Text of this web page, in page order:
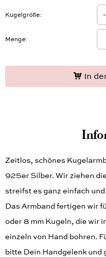
Kugelgröße
Menge:
In
Zeitlos, schönes
925er Silber. Wir ziehen
streifst es ganz einfach
Das Armband fertigen wir
oder 8 mm Kugeln, die wir
einzeln von Hand bohren.
bitte Dein Handgelenk und